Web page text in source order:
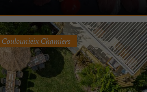
Coulounieix Chamiers